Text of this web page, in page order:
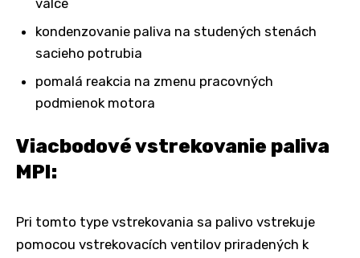
valce
kondenzovanie paliva na studených stenách
sacieho potrubia
pomalá reakcia na zmenu pracovných
podmienok motora
Viacbodové vstrekovanie paliva
MPI:
Pri tomto type vstrekovania sa palivo vstrekuje
pomocou vstrekovacích ventilov priradených k